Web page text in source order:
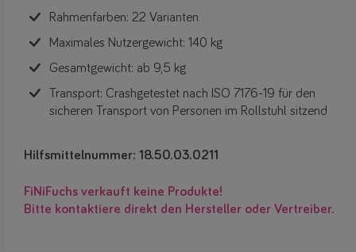
Rahmenfarben: 22 Varianten
Maximales Nutzergewicht: 140 kg
Gesamtgewicht: ab 9,5 kg
Transport: Crashgetestet nach ISO 7176-19 für den
sicheren Transport von Personen im Rollstuhl sitzend
Hilfsmittelnummer: 18.50.03.0211
FiNiFuchs verkauft keine Produkte!
Bitte kontaktiere direkt den Hersteller oder Vertreiber.